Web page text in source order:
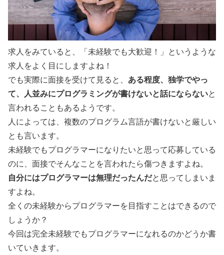
求人をみていると、「未経験でも大歓迎！」というような
求人をよく目にしますよね！
でも実際に面接を受けて見ると、 ある程度、独学でやっ
て、人並みにプログラミングが書けないと話にならないと
言われることもあるようです。
人によっては、複数のプログラム言語が書けないと厳しい
とも言います。
未経験でもプログラマーになりたいと思って応募している
のに、面接でそんなことを言われたら傷つきますよね。
自分にはプログラマーは無理だったんだと思ってしまいま
すよね。
全くの未経験からプログラマーを目指すことはできるので
しょうか？
今回は完全未経験でもプログラマーになれるのかどうか書
いていきます。